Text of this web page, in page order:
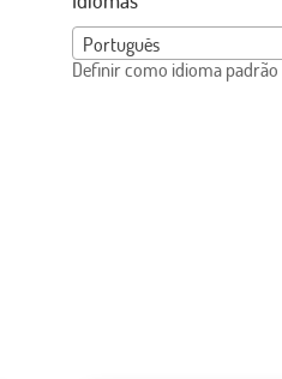
Português
Definir como idioma padrão